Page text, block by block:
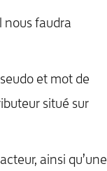
nous faudra
et mot de
situé sur
ainsi qu’une